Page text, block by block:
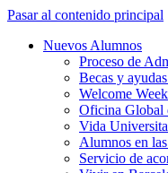
Pasar al contenido principal
Nuevos Alumnos
Proceso de
Becas y
Welcome Week
Oficina Global
Vida
Alumnos en
Servicio de